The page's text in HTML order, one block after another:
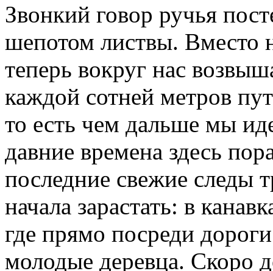
Звонкий говор ручья
шепотом листвы. Вместо
теперь вокруг нас
каждой сотней метров
то есть чем дальше мы
давние времена здесь
последние свежие следы
начала зарастать: в
где прямо посреди
молодые деревца. Скоро